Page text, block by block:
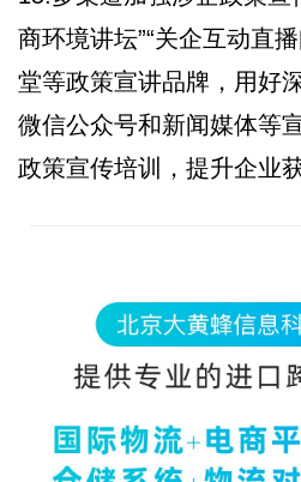
商环境讲坛”“关企互动直
堂等政策宣讲品牌，用好
微信公众号和新闻媒体等
政策宣传培训，提升企业